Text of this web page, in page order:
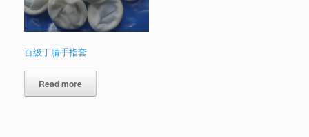
百级丁腈手指套
Read more